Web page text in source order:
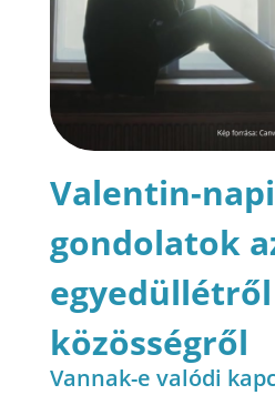
Valentin-napi
gondolatok
egyedüllétről
közösségről
Vannak-e valódi